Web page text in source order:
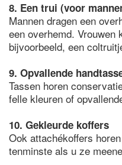
8. Een trui (voor
Mannen dragen een
een overhemd. Vrouwen
bijvoorbeeld, een
9. Opvallende
Tassen horen
felle kleuren of
10. Gekleurde koffers
Ook attachékoffers
tenminste als u ze